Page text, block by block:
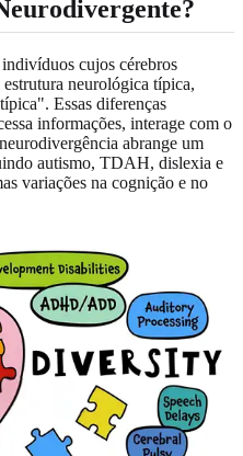
indivíduos cujos cérebros
neurológica típica,
Essas diferenças
informações, interage com o
abrange um
autismo, TDAH, dislexia e
variações na cognição e no